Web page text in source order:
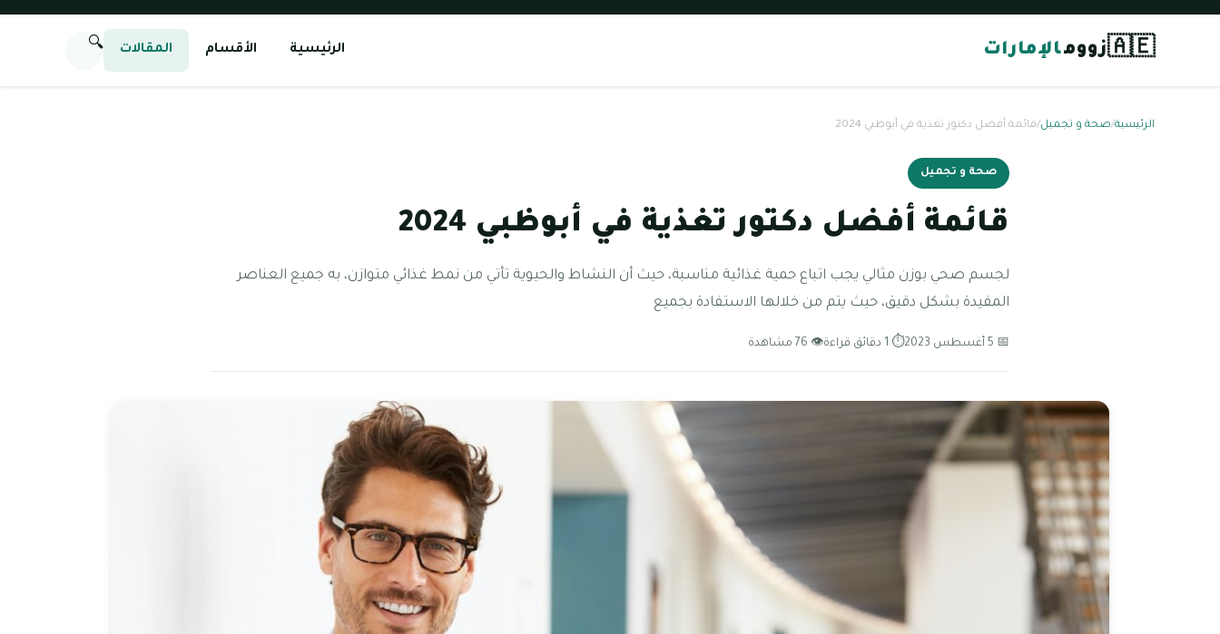
🇦🇪زوومالإمارات الرئيسية الأقسام المقالات 🔍
الرئيسية/صحة و تجميل/قائمة أفضل دكتور تغذية في أبوظبي 2024
صحة و تجميل
قائمة أفضل دكتور تغذية في أبوظبي 2024
لجسم صحي بوزن مثالي يجب اتباع حمية غذائية مناسبة، حيث أن النشاط والحيوية تأتي من نمط غذائي متوازن، به جميع العناصر
المفيدة بشكل دقيق، حيث يتم من خلالها الاستفادة بجميع
📅 5 أغسطس 2023 ⏱ 1 دقائق قراءة 👁 76 مشاهدة